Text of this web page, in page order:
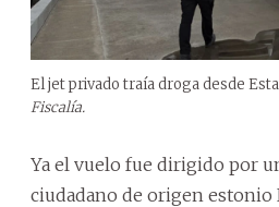
El jet privado traía droga desde
Fiscalía.
Ya el vuelo fue dirigido por
ciudadano de origen estonio